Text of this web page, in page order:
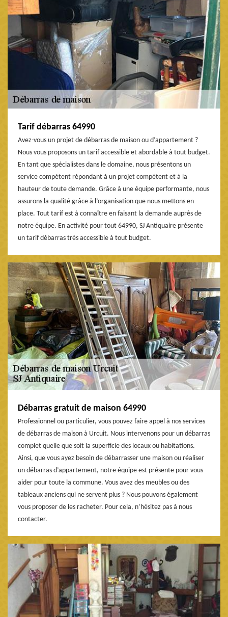
Tarif débarras 64990
Avez-vous un projet de débarras de maison ou d’appartement ?
Nous vous proposons un tarif accessible et abordable à tout budget.
En tant que spécialistes dans le domaine, nous présentons un
service compétent répondant à un projet compétent et à la
hauteur de toute demande. Grâce à une équipe performante, nous
assurons la qualité grâce à l’organisation que nous mettons en
place. Tout tarif est à connaître en faisant la demande auprès de
notre équipe. En activité pour tout 64990, SJ Antiquaire présente
un tarif débarras très accessible à tout budget.
Débarras gratuit de maison 64990
Professionnel ou particulier, vous pouvez faire appel à nos services
de débarras de maison à Urcuit. Nous intervenons pour un débarras
complet quelle que soit la superficie des locaux ou habitations.
Ainsi, que vous ayez besoin de débarrasser une maison ou réaliser
un débarras d’appartement, notre équipe est présente pour vous
aider pour toute la commune. Vous avez des meubles ou des
tableaux anciens qui ne servent plus ? Nous pouvons également
vous proposer de les racheter. Pour cela, n’hésitez pas à nous
contacter.